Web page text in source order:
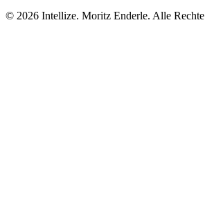
© 2026 Intellize. Moritz Enderle. Alle